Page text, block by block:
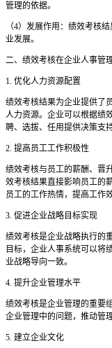
管理的依据。
（4）发展作用：绩效考核
业发展。
二、绩效考核在企业人事管
1. 优化人力资源配置
绩效考核结果为企业提供了
人力资源。企业可以根据绩
聘、选拔、任用提供决策支持
2. 提高员工工作积极性
绩效考核与员工的薪酬、晋
效考核结果直接影响员工的
员工的工作热情，提高工作效
3. 促进企业战略目标实现
绩效考核是企业战略执行的
目标，企业人事系统可以将
业战略导向一致。
4. 提升企业管理水平
绩效考核是企业管理的重要
企业管理中的问题，推动管
5. 建立企业文化